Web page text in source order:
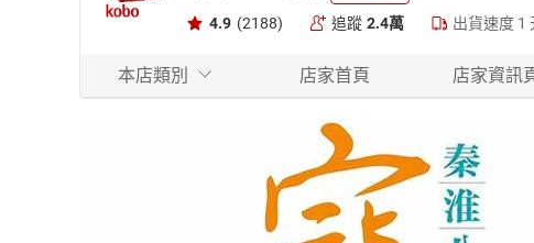
4.9 (2188) 追蹤 2.4萬 出貨速度 1
本店類別 店家首頁 店家資訊